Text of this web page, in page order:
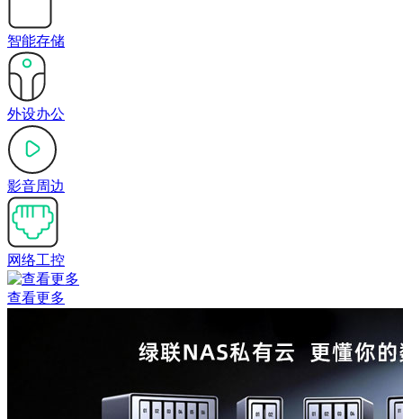
智能存储
外设办公
影音周边
网络工控
查看更多